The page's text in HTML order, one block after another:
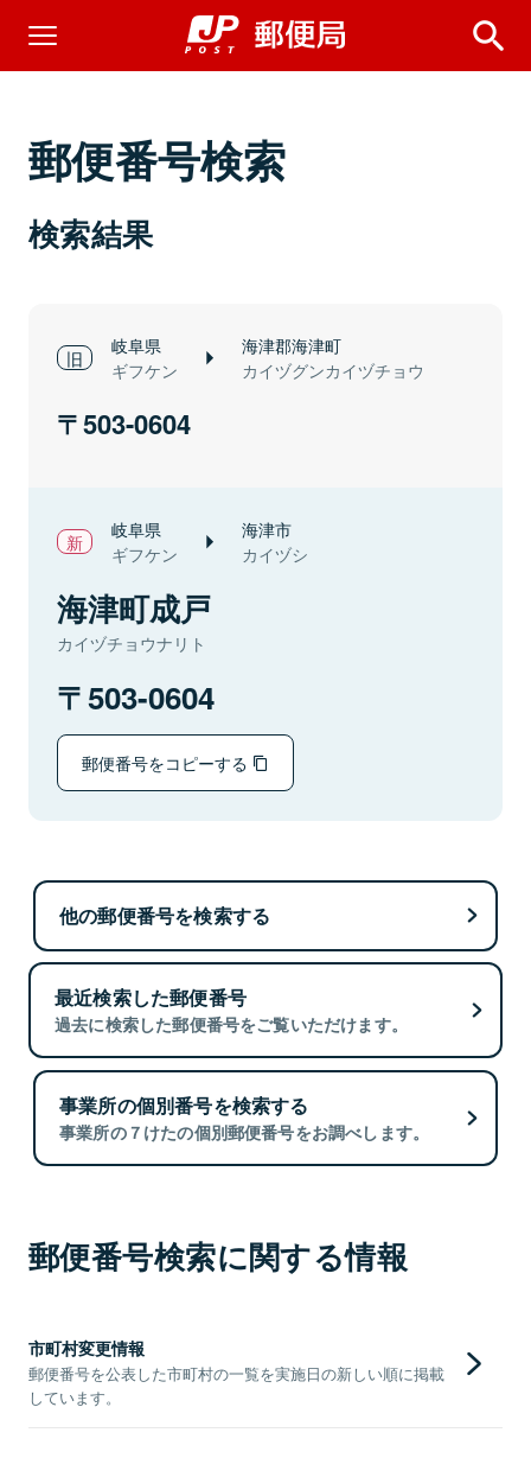
郵便番号検索
検索結果
岐阜県
ギフケン
海津郡海津町
カイヅグンカイヅチョウ
503-0604
岐阜県
ギフケン
海津市
カイヅシ
海津町成戸
カイヅチョウナリト
503-0604
郵便番号をコピーする
他の郵便番号を検索する
最近検索した郵便番号
過去に検索した郵便番号をご覧いただけます。
事業所の個別番号を検索する
事業所の７けたの個別郵便番号をお調べします。
郵便番号検索に関する情報
市町村変更情報
郵便番号を公表した市町村の一覧を実施日の新しい順に掲載
しています。